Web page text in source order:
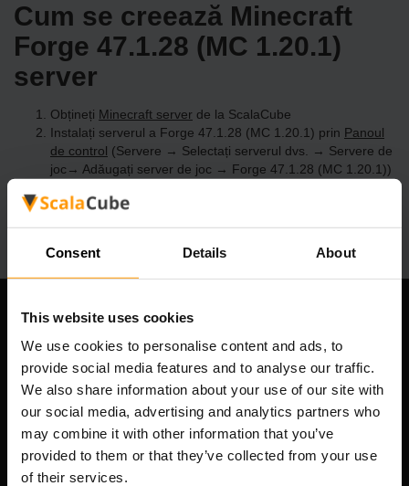
Consent Details About
This website uses cookies
We use cookies to personalise content and ads, to
provide social media features and to analyse our traffic.
We also share information about your use of our site with
our social media, advertising and analytics partners who
may combine it with other information that you’ve
provided to them or that they’ve collected from your use
of their services.
Cum se creează Minecraft
Forge 47.1.28 (MC 1.20.1)
server
Obțineți Minecraft server de la ScalaCube
Instalați serverul a Forge 47.1.28 (MC 1.20.1) prin Panoul
de control (Servere → Selectați serverul dvs. → Servere de
joc→ Adăugați server de joc → Forge 47.1.28 (MC 1.20.1))
Compania noastră
Scalable Hosting Solutions OÜ
Cod de înregistrare: 14652605
cod fiscal: EE102133820
Adresă: Harju maakond, Tallinn, Kesklinna linnaosa,